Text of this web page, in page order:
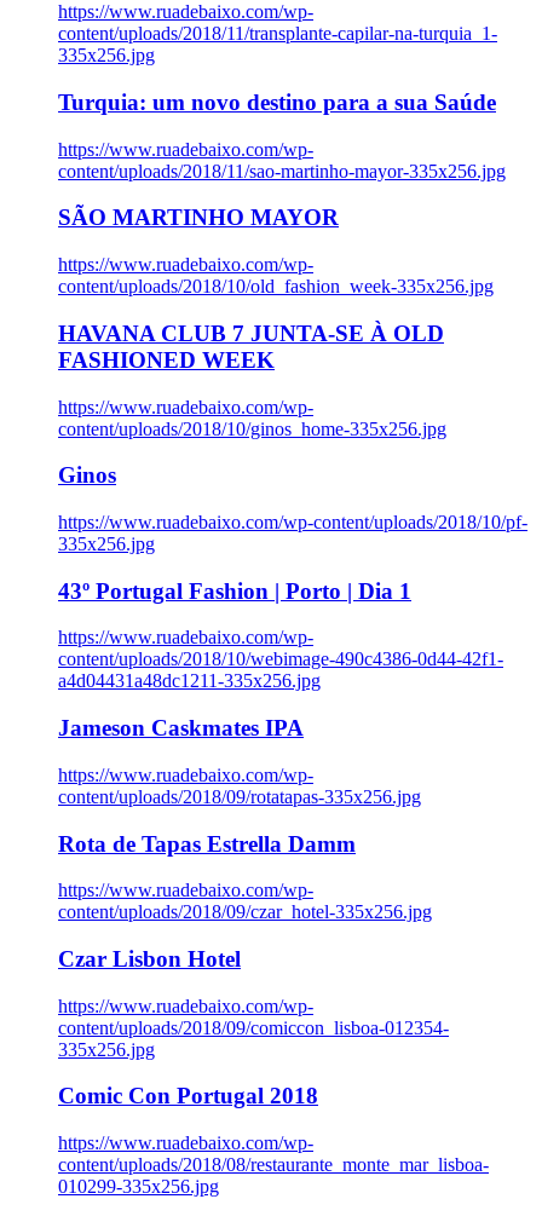
https://www.ruadebaixo.com/wp-
content/uploads/2018/11/transplante-capilar-na-turquia_1-
335x256.jpg
Turquia: um novo destino para a sua Saúde
https://www.ruadebaixo.com/wp-
content/uploads/2018/11/sao-martinho-mayor-335x256.jpg
SÃO MARTINHO MAYOR
https://www.ruadebaixo.com/wp-
content/uploads/2018/10/old_fashion_week-335x256.jpg
HAVANA CLUB 7 JUNTA-SE À OLD
FASHIONED WEEK
https://www.ruadebaixo.com/wp-
content/uploads/2018/10/ginos_home-335x256.jpg
Ginos
https://www.ruadebaixo.com/wp-content/uploads/2018/10/pf-
335x256.jpg
43º Portugal Fashion | Porto | Dia 1
https://www.ruadebaixo.com/wp-
content/uploads/2018/10/webimage-490c4386-0d44-42f1-
a4d04431a48dc1211-335x256.jpg
Jameson Caskmates IPA
https://www.ruadebaixo.com/wp-
content/uploads/2018/09/rotatapas-335x256.jpg
Rota de Tapas Estrella Damm
https://www.ruadebaixo.com/wp-
content/uploads/2018/09/czar_hotel-335x256.jpg
Czar Lisbon Hotel
https://www.ruadebaixo.com/wp-
content/uploads/2018/09/comiccon_lisboa-012354-
335x256.jpg
Comic Con Portugal 2018
https://www.ruadebaixo.com/wp-
content/uploads/2018/08/restaurante_monte_mar_lisboa-
010299-335x256.jpg